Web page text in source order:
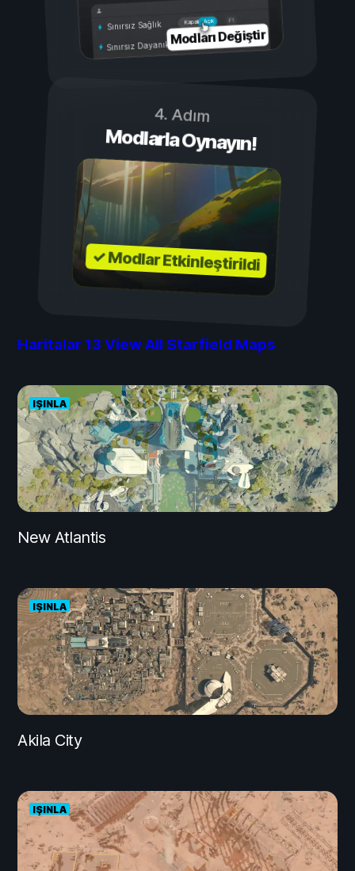
Açık
Kapalı
Sınırsız Sağlık
Sınırsız DayanıklılıkModları Değiştir
4. Adım
Modlarla Oynayın!
✓ Modlar Etkinleştirildi
Haritalar 13 View All Starfield Maps
IŞINLA
New Atlantis
IŞINLA
Akila City
IŞINLA